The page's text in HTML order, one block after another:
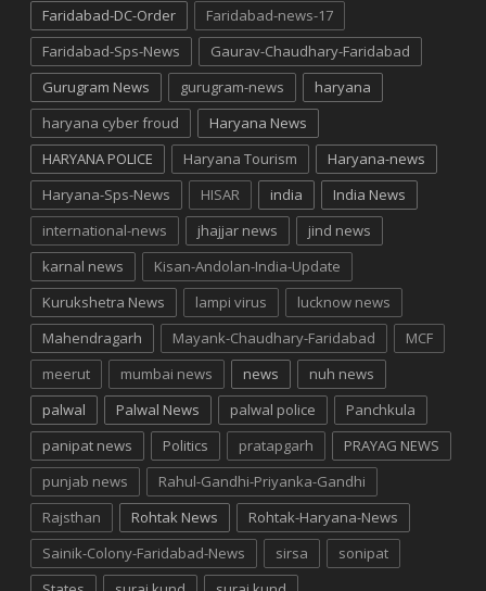
Faridabad-DC-Order
Faridabad-news-17
Faridabad-Sps-News
Gaurav-Chaudhary-Faridabad
Gurugram News
gurugram-news
haryana
haryana cyber froud
Haryana News
HARYANA POLICE
Haryana Tourism
Haryana-news
Haryana-Sps-News
HISAR india
India News
international-news
jhajjar news
jind news
karnal news
Kisan-Andolan-India-Update
Kurukshetra News
lampi virus
lucknow news
Mahendragarh
Mayank-Chaudhary-Faridabad
MCF
meerut
mumbai news news
nuh news
palwal
Palwal News palwal police
Panchkula
panipat news
Politics pratapgarh
PRAYAG NEWS
punjab news
Rahul-Gandhi-Priyanka-Gandhi
Rajsthan
Rohtak News
Rohtak-Haryana-News
Sainik-Colony-Faridabad-News
sirsa
sonipat